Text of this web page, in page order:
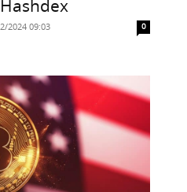
2024 09:03 0